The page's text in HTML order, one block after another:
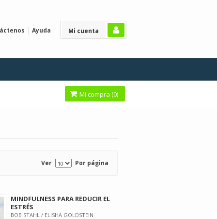
Mi cuenta
Ayuda
Mi compra (0)
Ver Por página
MINDFULNESS PARA REDUCIR EL
ESTRÉS
BOB STAHL / ELISHA GOLDSTEIN